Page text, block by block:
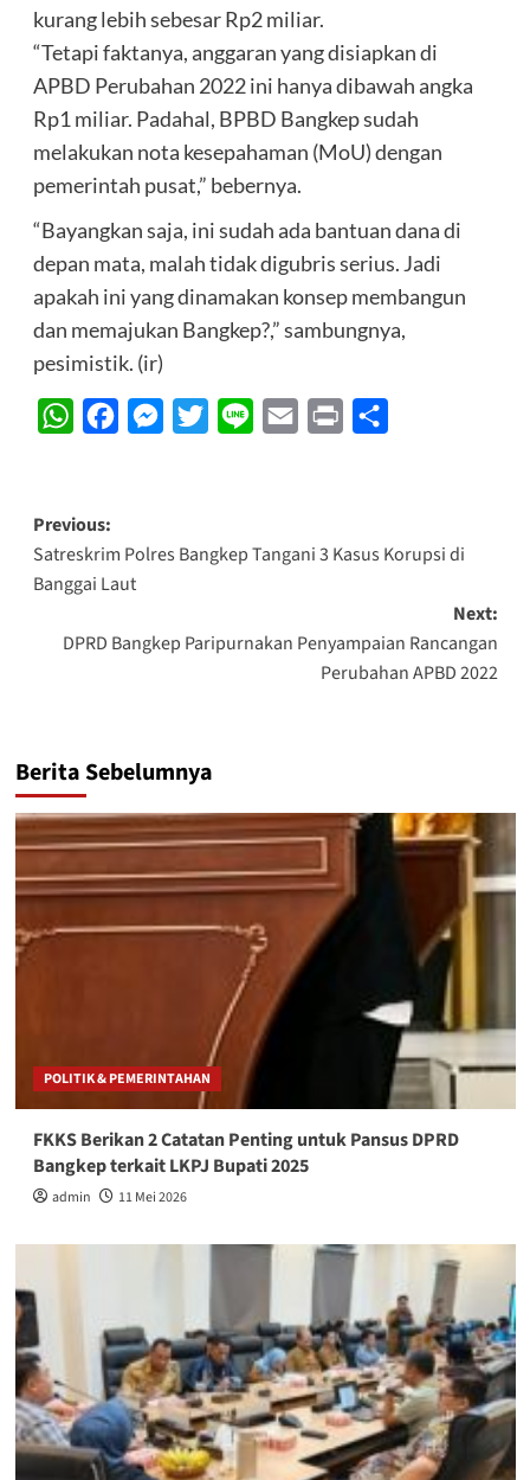
kurang lebih sebesar Rp2 miliar.
“Tetapi faktanya, anggaran yang disiapkan di
APBD Perubahan 2022 ini hanya dibawah angka
Rp1 miliar. Padahal, BPBD Bangkep sudah
melakukan nota kesepahaman (MoU) dengan
pemerintah pusat,” bebernya.
“Bayangkan saja, ini sudah ada bantuan dana di
depan mata, malah tidak digubris serius. Jadi
apakah ini yang dinamakan konsep membangun
dan memajukan Bangkep?,” sambungnya,
pesimistik. (ir)
WhatsAppFacebookMessenger
Twitter Line Email Print
Post
navigation
Previous:
Satreskrim Polres Bangkep Tangani 3 Kasus Korupsi di
Banggai Laut
Next:
DPRD Bangkep Paripurnakan Penyampaian Rancangan
Perubahan APBD 2022
Berita Sebelumnya
POLITIK & PEMERINTAHAN
FKKS Berikan 2 Catatan Penting untuk Pansus DPRD
Bangkep terkait LKPJ Bupati 2025
admin 11 Mei 2026